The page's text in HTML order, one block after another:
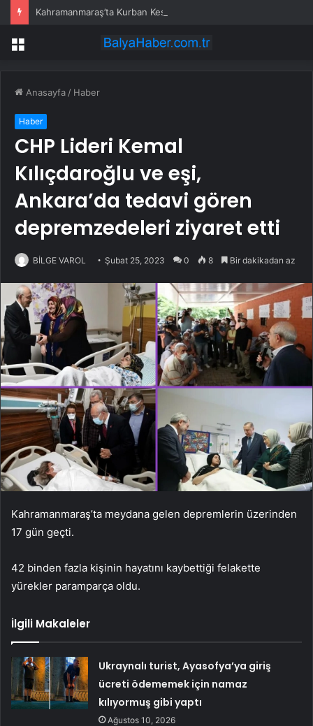
Kahramanmaraş’ta Kurban Keserken Yaralanma
Menü
Anasayfa / Haber
Haber
CHP Lideri Kemal
Kılıçdaroğlu ve eşi,
Ankara’da tedavi gören
depremzedeleri ziyaret etti
BİLGE VAROL Şubat 25, 2023 0 8 Bir dakikadan az
Kahramanmaraş’ta meydana gelen depremlerin üzerinden
17 gün geçti.
42 binden fazla kişinin hayatını kaybettiği felakette
yürekler paramparça oldu.
İlgili Makaleler
Ukraynalı turist, Ayasofya’ya giriş
ücreti ödememek için namaz
kılıyormuş gibi yaptı
Ağustos 10, 2026